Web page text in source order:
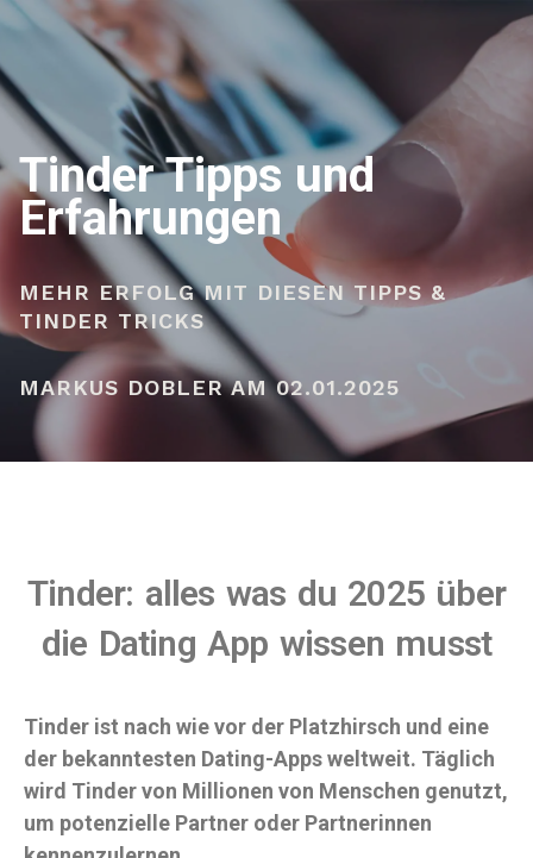
Tinder Tipps und
Erfahrungen
MEHR ERFOLG MIT DIESEN TIPPS &
TINDER TRICKS
MARKUS DOBLER AM 02.01.2025
Tinder: alles was du 2025 über
die Dating App wissen musst
Tinder ist nach wie vor der Platzhirsch und eine
der bekanntesten Dating-Apps weltweit. Täglich
wird Tinder von Millionen von Menschen genutzt,
um potenzielle Partner oder Partnerinnen